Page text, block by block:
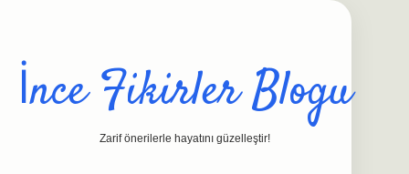
İnce Fikirler Blogu
Zarif önerilerle hayatını güzelleştir!